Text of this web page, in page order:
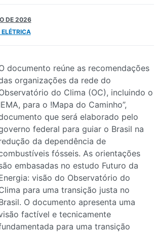
DE 2026
ELÉTRICA
documento reúne as recomendações
organizações da rede do
do Clima (OC), incluindo o
para o !Mapa do Caminho”,
que será elaborado pelo
federal para guiar o Brasil na
da dependência de
fósseis. As orientações
embasadas no estudo Futuro da
visão do Observatório do
para uma transição justa no
O documento apresenta uma
factível e tecnicamente
para uma transição